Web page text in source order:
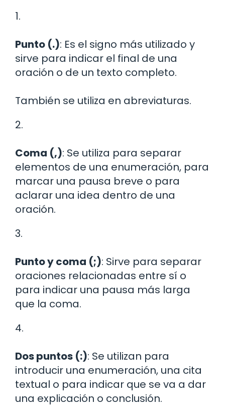
1.
Punto (.): Es el signo más utilizado y
sirve para indicar el final de una
oración o de un texto completo.
También se utiliza en abreviaturas.
2.
Coma (,): Se utiliza para separar
elementos de una enumeración, para
marcar una pausa breve o para
aclarar una idea dentro de una
oración.
3.
Punto y coma (;): Sirve para separar
oraciones relacionadas entre sí o
para indicar una pausa más larga
que la coma.
4.
Dos puntos (:): Se utilizan para
introducir una enumeración, una cita
textual o para indicar que se va a dar
una explicación o conclusión.